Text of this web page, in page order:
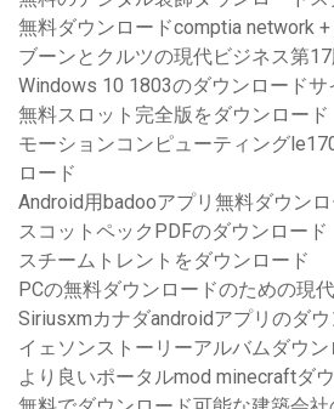
無料ダウンロードcomptia network
ブーンとクルツの現代ビジネス第
Windows 10 1803のダウンロードサ
無料スロット完全版をダウンロード
モーションコンピューティング
ロード
Android用badooアプリ無料ダウンロ
スコットペックPDFのダウンロード
スチームトレントをダウンロード
PCの無料ダウンロードのための現
Siriusxmカナダandroidアプリのダ
イェソンストーリーアルバムダウ
より良いポータルmod minecraftダ